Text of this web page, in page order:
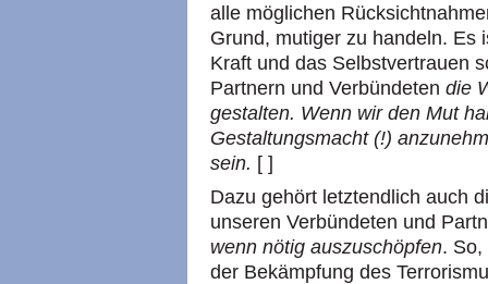
alle möglichen
Grund, mutiger zu handeln. Es
Kraft und das Selbstvertrauen
Partnern und Verbündeten die
gestalten. Wenn wir den Mut
Gestaltungsmacht (!)
sein. [ ]
Dazu gehört letztendlich auch
unseren Verbündeten und
wenn nötig auszuschöpfen. So,
der Bekämpfung des